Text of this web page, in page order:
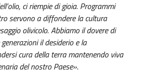
ci riempie di gioia. Programmi
servono a diffondere la cultura
olivicolo. Abbiamo il dovere di
il desiderio e la
cura della terra mantenendo viva
del nostro Paese».